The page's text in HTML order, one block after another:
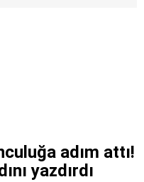
adım attı!
yazdırdı